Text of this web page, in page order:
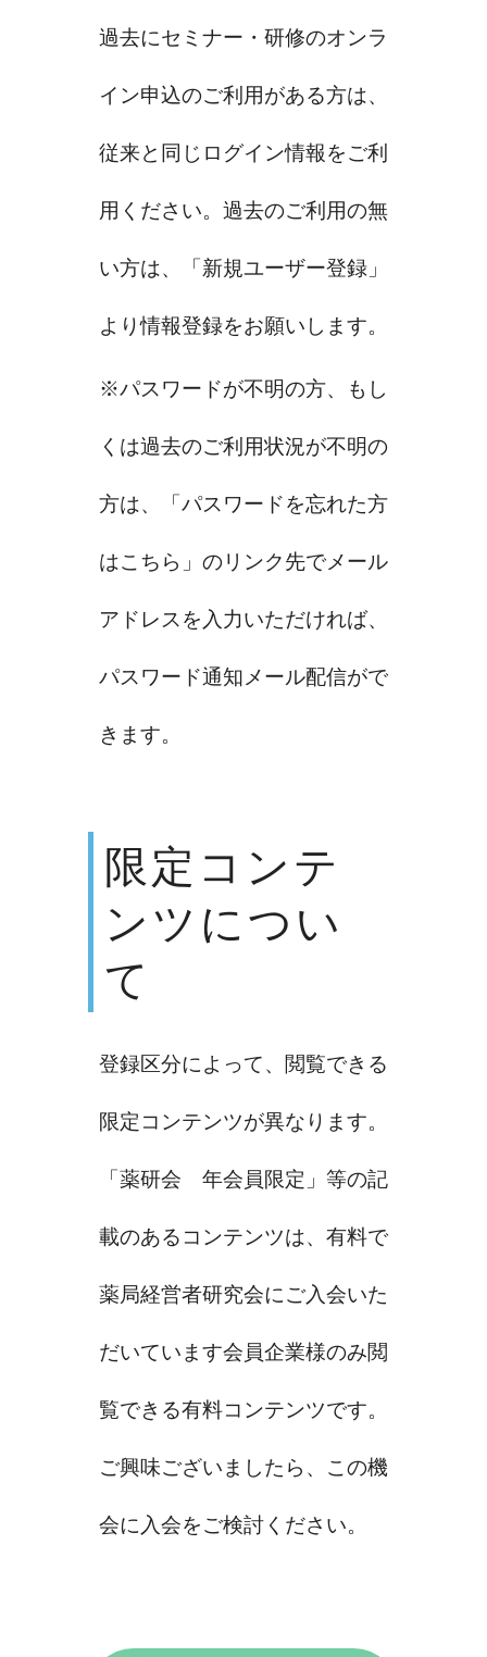
過去にセミナー・研修のオンラ
イン申込のご利用がある方は、
従来と同じログイン情報をご利
用ください。過去のご利用の無
い方は、「新規ユーザー登録」
より情報登録をお願いします。
※パスワードが不明の方、もし
くは過去のご利用状況が不明の
方は、「パスワードを忘れた方
はこちら」のリンク先でメール
アドレスを入力いただければ、
パスワード通知メール配信がで
きます。
限定コンテ
ンツについ
て
登録区分によって、閲覧できる
限定コンテンツが異なります。
「薬研会 年会員限定」等の記
載のあるコンテンツは、有料で
薬局経営者研究会にご入会いた
だいています会員企業様のみ閲
覧できる有料コンテンツです。
ご興味ございましたら、この機
会に入会をご検討ください。